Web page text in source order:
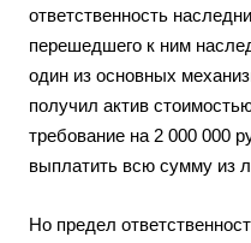
ответственность
перешедшего к ним
один из основных
получил актив
требование на 2 000 000
выплатить всю сумму из
Но предел